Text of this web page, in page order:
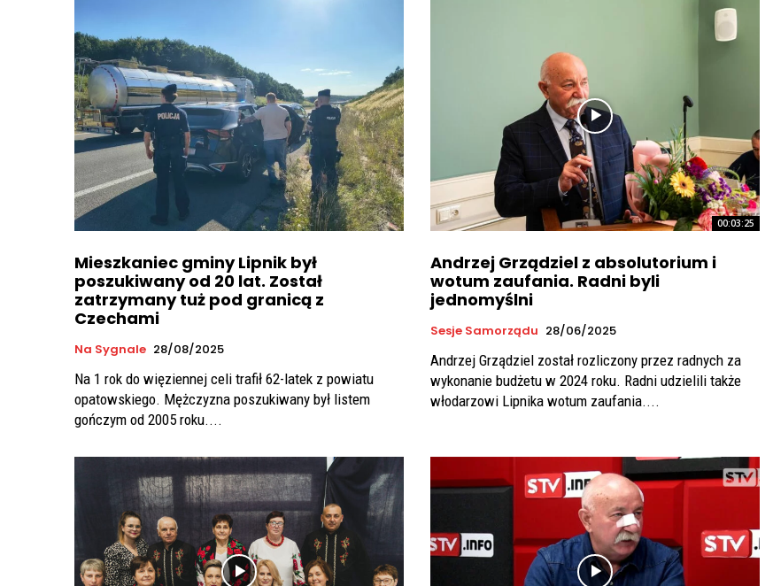
Mieszkaniec gminy Lipnik był
poszukiwany od 20 lat. Został
zatrzymany tuż pod granicą z
Czechami
Na Sygnale 28/08/2025
Na 1 rok do więziennej celi trafił 62-latek z powiatu
opatowskiego. Mężczyzna poszukiwany był listem
gończym od 2005 roku....
00:03:25
Andrzej Grządziel z absolutorium i
wotum zaufania. Radni byli
jednomyślni
Sesje Samorządu 28/06/2025
Andrzej Grządziel został rozliczony przez radnych za
wykonanie budżetu w 2024 roku. Radni udzielili także
włodarzowi Lipnika wotum zaufania....